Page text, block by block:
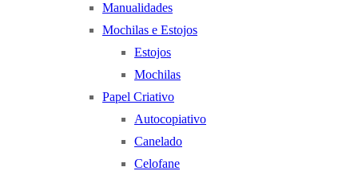
Manualidades
Mochilas e Estojos
Estojos
Mochilas
Papel Criativo
Autocopiativo
Canelado
Celofane